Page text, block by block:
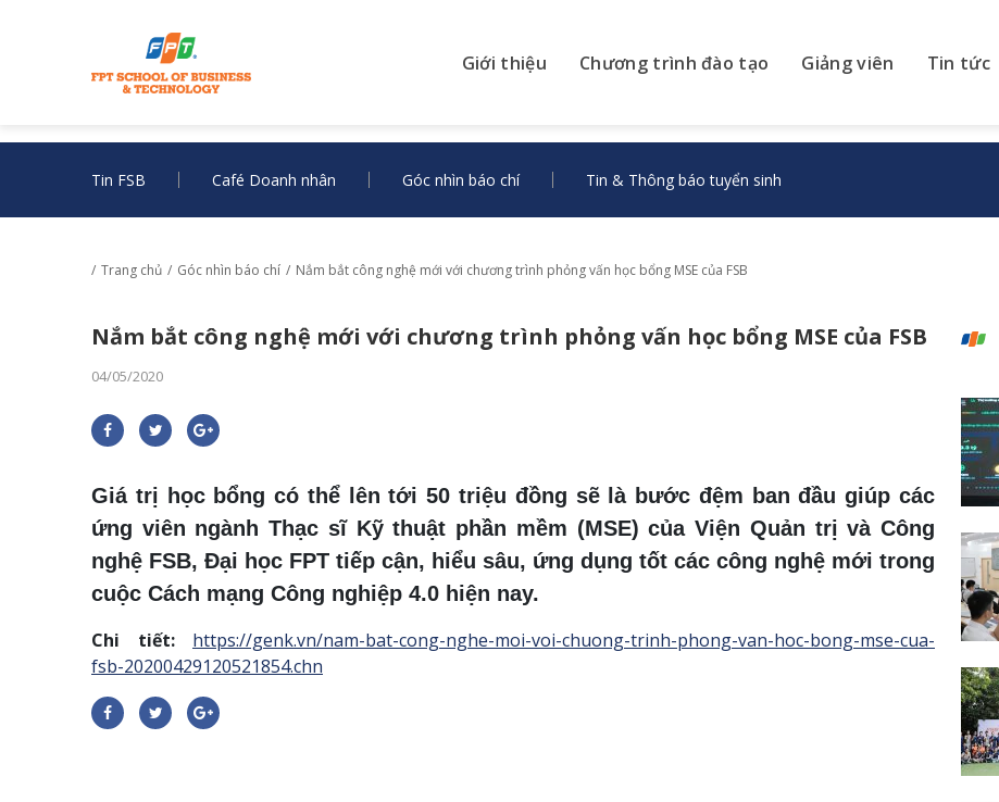
Giới thiệu Chương trình đào tạo Giảng viên Tin tức
Tin FSB Café Doanh nhân Góc nhìn báo chí Tin & Thông báo tuyển sinh
Trang chủ Góc nhìn báo chí Nắm bắt công nghệ mới với chương trình phỏng vấn học bổng MSE của FSB
Nắm bắt công nghệ mới với chương trình phỏng vấn học bổng MSE của FSB
04/05/2020
Giá trị học bổng có thể lên tới 50 triệu đồng sẽ là bước đệm ban đầu giúp các
ứng viên ngành Thạc sĩ Kỹ thuật phần mềm (MSE) của Viện Quản trị và Công
nghệ FSB, Đại học FPT tiếp cận, hiểu sâu, ứng dụng tốt các công nghệ mới trong
cuộc Cách mạng Công nghiệp 4.0 hiện nay.
Chi tiết: https://genk.vn/nam-bat-cong-nghe-moi-voi-chuong-trinh-phong-van-hoc-bong-mse-cua-
fsb-20200429120521854.chn